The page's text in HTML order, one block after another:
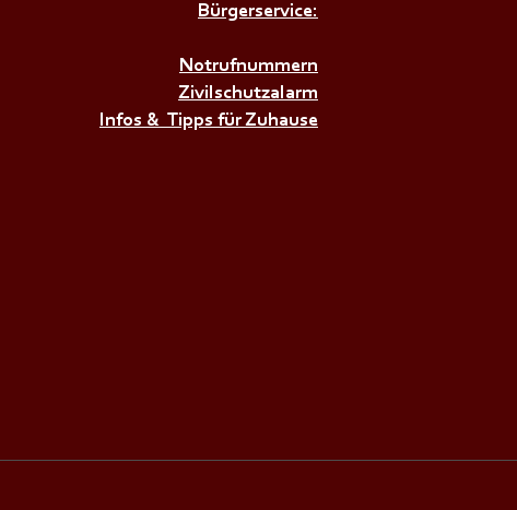
Bürgerservice:
Notrufnummern
Zivilschutzalarm
Infos & Tipps für Zuhause